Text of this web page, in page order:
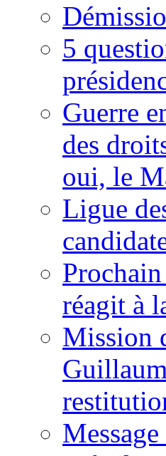
5
Guerre
des
oui, le
Ligue
réagit à
Mission